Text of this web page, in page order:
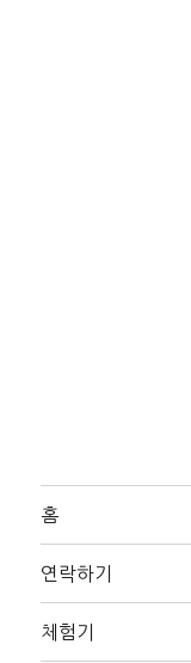
홈
연락하기
체험기